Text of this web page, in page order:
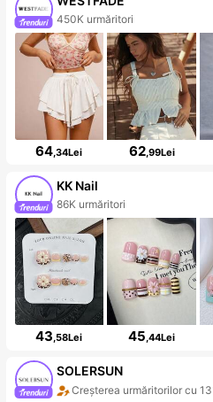
450K urmăritori
64,34Lei 62,99Lei
KK Nail
86K urmăritori
43,58Lei 45,44Lei
SOLERSUN
Creșterea urmăritorilor cu